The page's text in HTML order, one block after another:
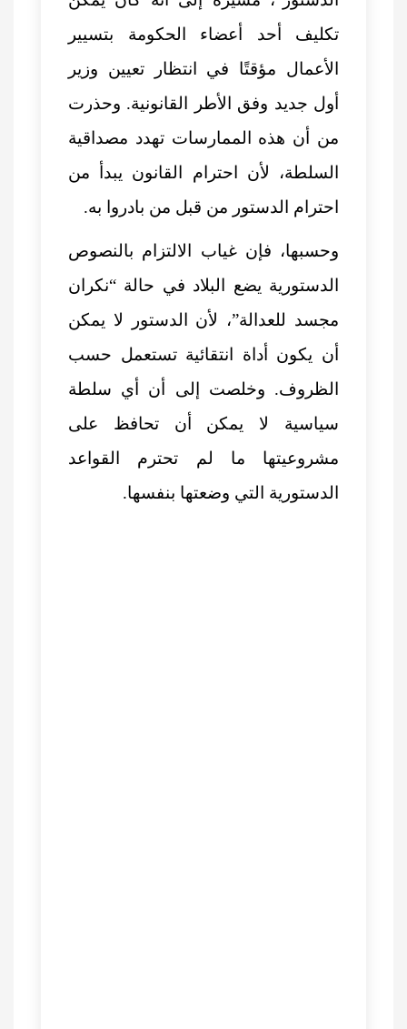
تكليف أحد أعضاء الحكومة بتسيير
الأعمال مؤقتًا في انتظار تعيين وزير
أول جديد وفق الأطر القانونية. وحذرت
من أن هذه الممارسات تهدد مصداقية
السلطة، لأن احترام القانون يبدأ من
احترام الدستور من قبل من بادروا به.
وحسبها، فإن غياب الالتزام بالنصوص
الدستورية يضع البلاد في حالة “نكران
مجسد للعدالة”، لأن الدستور لا يمكن
أن يكون أداة انتقائية تستعمل حسب
الظروف. وخلصت إلى أن أي سلطة
سياسية لا يمكن أن تحافظ على
مشروعيتها ما لم تحترم القواعد
الدستورية التي وضعتها بنفسها.